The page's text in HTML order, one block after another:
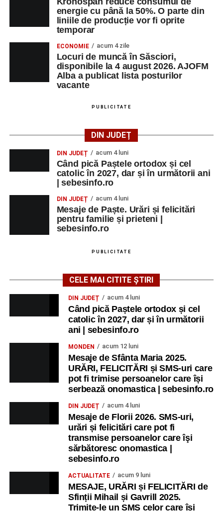
Seară cu tradiții săsești, cu participarea:
Fanfarei din Petrești;
Trupei de Dansuri Săsești;
Alexandrei Pamfilie;
Alfred Dahinten.
– Proiecție cinematografică:
de Federico Fellini și Tullio Pinelli.
MARȚI, 25 AUGUST 2026
Grădina Muzeului Municipal „Ioan
Raica” Sebeș
„Armonia artelor”– salon literar și întâlnire
cu artele plastice, organizat alături de artiști locali.
– Proiecție cinematografică:
„Anotimpurile”de Antonio Vivaldi (rating N-15).
MIERCURI, 26 AUGUST 2026
Copiii în armonia orașului
Ora 10.00– Școala din Răhău: activități recreative pentru
– Curtea Școlii „M. Kogălniceanu”: activități
recreative pentru copii.
– Grădina Muzeului Municipal „Ioan Raica”
Sebeș: încheierea Școlii de vară„Curcubeul Prieteniei”
– Aula Primăriei Municipiului Sebeș:
festivitatea de premiere a șefilor de promoție și a elevilor
Evaluare Națională și Bacalaureat.
– Parcul Tineretului: Spectacol pentru copii și
energie cu până la 50%. O parte din
liniile de producție vor fi oprite
temporar
ECONOMIE acum 4 zile
Locuri de muncă în Săsciori,
disponibile la 4 august 2026. AJOFM
Alba a publicat lista posturilor
vacante
PUBLICITATE
DIN JUDEȚ
DIN JUDEȚ acum 4 luni
Când pică Paștele ortodox și cel
catolic în 2027, dar și în următorii ani
| sebesinfo.ro
DIN JUDEȚ acum 4 luni
Mesaje de Paște. Urări și felicitări
pentru familie și prieteni |
sebesinfo.ro
PUBLICITATE
CELE MAI CITITE ȘTIRI
DIN JUDEȚ acum 4 luni
Când pică Paștele ortodox și cel
catolic în 2027, dar și în următorii
ani | sebesinfo.ro
MONDEN acum 12 luni
Mesaje de Sfânta Maria 2025.
URĂRI, FELICITĂRI și SMS-uri care
pot fi trimise persoanelor care își
serbează onomastica | sebesinfo.ro
DIN JUDEȚ acum 4 luni
Mesaje de Florii 2026. SMS-uri,
urări și felicitări care pot fi
transmise persoanelor care îşi
sărbătoresc onomastica |
sebesinfo.ro
ACTUALITATE acum 9 luni
MESAJE, URĂRI și FELICITĂRI de
Sfinții Mihail și Gavrill 2025.
Trimite-le un SMS celor care își